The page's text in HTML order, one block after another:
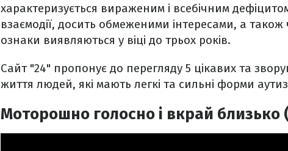
характеризується вираженим і всебічним
взаємодії, досить обмеженими інтересами, а
ознаки виявляються у віці до трьох років.
Сайт "24" пропонує до перегляду 5 цікавих та
життя людей, які мають легкі та сильні форми
Моторошно голосно і вкрай близько